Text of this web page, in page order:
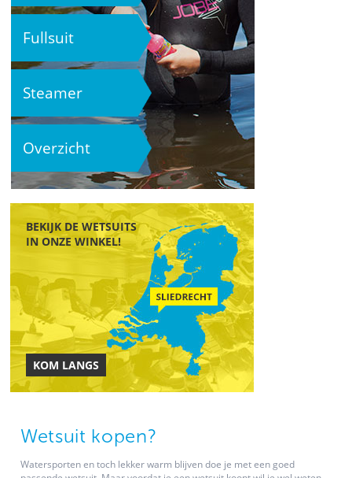
Fullsuit
Steamer
Overzicht
BEKIJK DE WETSUITS
IN ONZE WINKEL!
KOM LANGS
Wetsuit kopen?
Watersporten en toch lekker warm blijven doe je met een goed